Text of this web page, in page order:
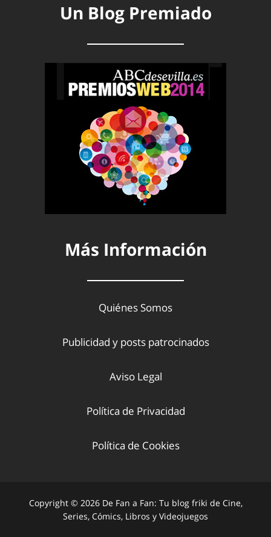
Un Blog Premiado
Más Información
Quiénes Somos
Publicidad y posts patrocinados
Aviso Legal
Política de Privacidad
Política de Cookies
Copyright © 2026 De Fan a Fan: Tu blog friki de Cine,
Series, Cómics, Libros y Videojuegos